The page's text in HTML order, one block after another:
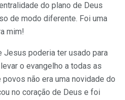
do plano de Deus
de modo diferente. Foi uma
mim!
Jesus poderia ter usado para
o evangelho a todas as
não era uma novidade do
no coração de Deus e foi